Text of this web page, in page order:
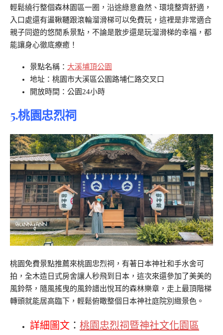
輕鬆繞行整個森林園區一圈，沿途綠意盎然、環境整齊舒適，
入口處還有盪鞦韆跟滾輪溜滑梯可以免費玩，這裡是非常適合
親子同遊的悠閒系景點，不論是散步還是玩溜滑梯的幸福，都
能讓身心徹底療癒！
景點名稱： 大溪埔頂公園
地址：桃園市大溪區公園路埔仁路交叉口
開放時間：公園24小時
5.桃園忠烈祠
桃園免費景點推薦來桃園忠烈祠，有著日本神社和手水舍可
拍，全木造日式房舍讓人秒飛到日本，這次來還參加了美美的
風鈴祭，隨風搖曳的風鈴譜出悅耳的森林樂章，走上最頂階梯
轉頭就能居高臨下，輕鬆俯瞰整個日本神社庭院別緻景色。
詳細圖文 ： 桃園忠烈祠暨神社文化園區